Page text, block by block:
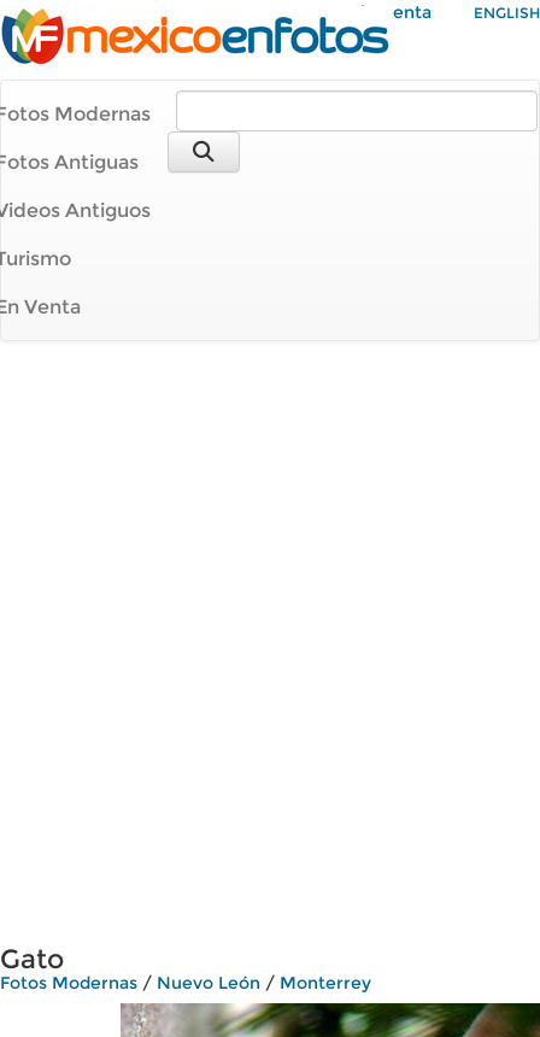
Mi Cuenta ENGLISH
Modernas
Antiguas
Antiguos
Venta
Gato
Fotos Modernas / Nuevo León / Monterrey